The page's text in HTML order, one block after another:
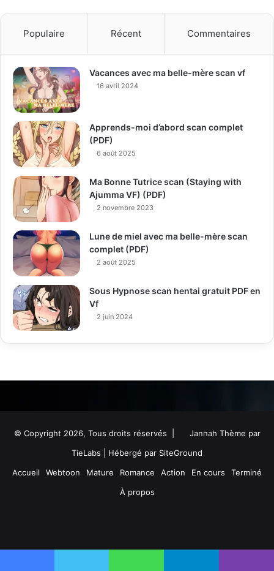
Populaire Récent Commentaires
Vacances avec ma belle-mère scan vf
16 avril 2024
Apprends-moi d’abord scan complet
(PDF)
6 août 2025
Ma Bonne Tutrice scan (Staying with
Ajumma VF) (PDF)
2 novembre 2023
Lune de miel avec ma belle-mère scan
complet (PDF)
2 août 2025
Sous Hypnose scan hentai gratuit PDF en
Vf
2 juin 2024
© Copyright 2026, Tous droits réservés |
Jannah Thème par
TieLabs | Hébergé par SiteGround
Accueil
Webtoon Mature Romance Action En cours
Terminé
À propos